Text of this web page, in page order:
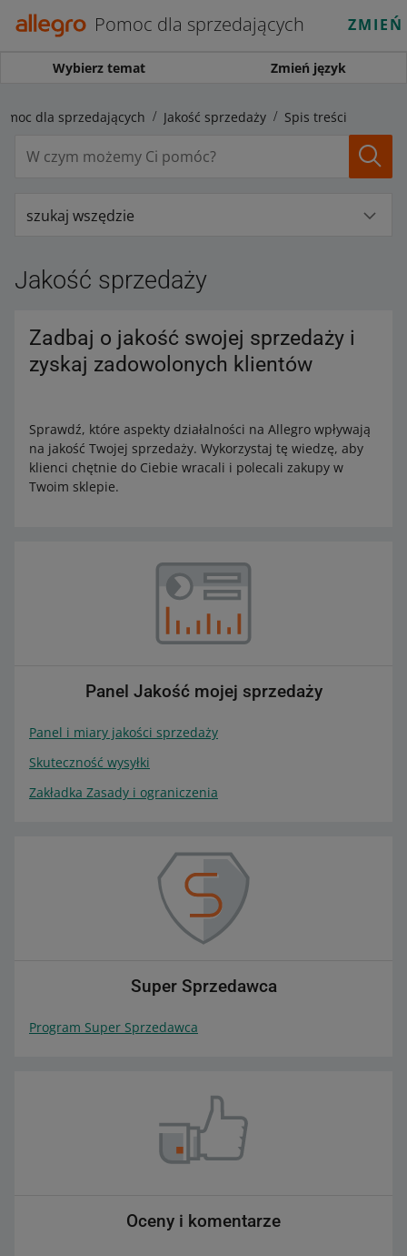
Pomoc dla sprzedających
Wybierz temat Zmień język
dla sprzedających Jakość sprzedaży Spis treści
szukaj wszędzie
Jakość sprzedaży
Zadbaj o jakość swojej sprzedaży i
zyskaj zadowolonych klientów
Sprawdź, które aspekty działalności na Allegro wpływają
na jakość Twojej sprzedaży. Wykorzystaj tę wiedzę, aby
klienci chętnie do Ciebie wracali i polecali zakupy w
Twoim sklepie.
Panel Jakość mojej sprzedaży
Panel i miary jakości sprzedaży
Skuteczność wysyłki
Zakładka Zasady i ograniczenia
Super Sprzedawca
Program Super Sprzedawca
Oceny i komentarze